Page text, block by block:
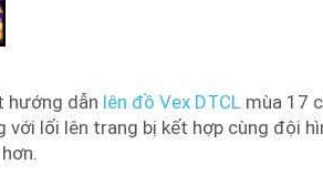
hướng dẫn lên đồ Vex DTCL mùa 17
với lối lên trang bị kết hợp cùng đội